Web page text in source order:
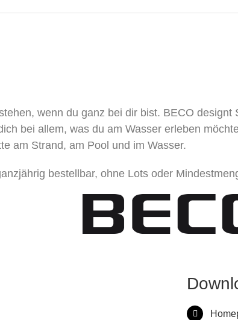
wenn du ganz bei dir bist. BECO
bei allem, was du am Wasser erleben
am Strand, am Pool und im Wasser.
bestellbar, ohne Lots oder